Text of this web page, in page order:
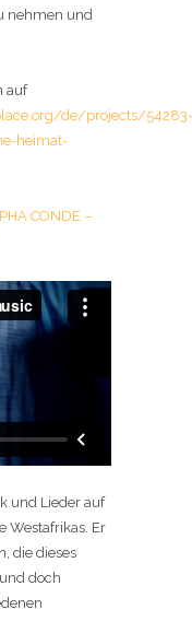
nehmen und
auf
de/projects/54283-
heimat-
CONDE –
und Lieder auf
Westafrikas. Er
die dieses
doch